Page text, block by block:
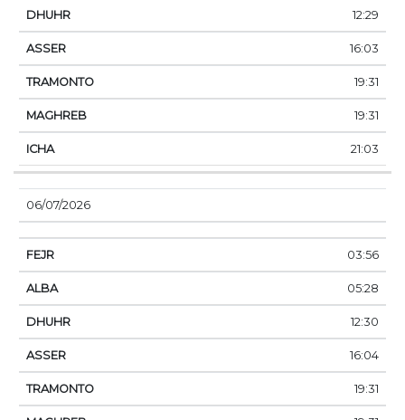
12:29
16:03
19:31
19:31
21:03
06/07/2026
03:56
05:28
12:30
16:04
19:31